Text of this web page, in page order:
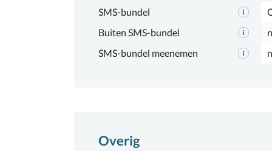
SMS-bundel
Buiten SMS-bundel
SMS-bundel meenemen
Overig